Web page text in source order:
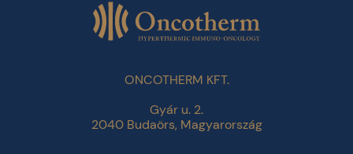
ONCOTHERM KFT.
Gyár u. 2.
2040 Budaörs, Magyarország